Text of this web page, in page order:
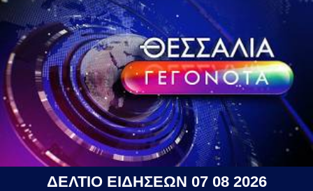
ΔΕΛΤΙΟ ΕΙΔΗΣΕΩΝ 07 08 2026